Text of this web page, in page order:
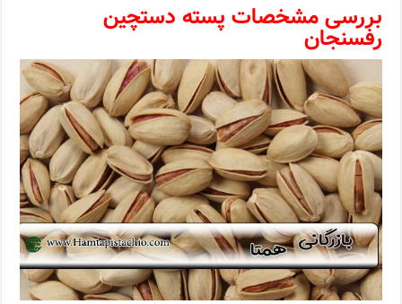
بررسی مشخصات پسته دستچین
رفسنجان